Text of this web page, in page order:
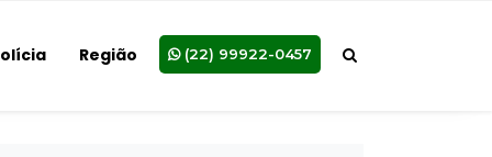
Região (22) 99922-0457